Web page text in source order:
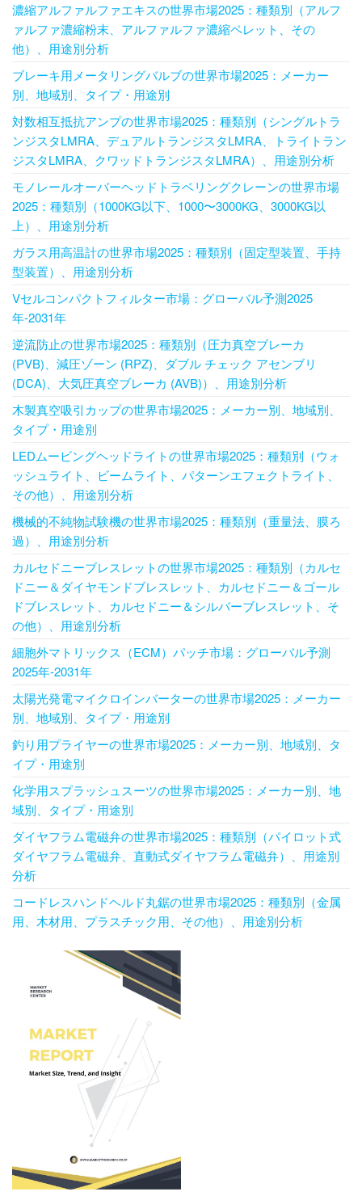
濃縮アルファルファエキスの世界市場2025：種類別（アルフ
ァルファ濃縮粉末、アルファルファ濃縮ペレット、その
他）、用途別分析
ブレーキ用メータリングバルブの世界市場2025：メーカー
別、地域別、タイプ・用途別
対数相互抵抗アンプの世界市場2025：種類別（シングルトラ
ンジスタLMRA、デュアルトランジスタLMRA、トライトラン
ジスタLMRA、クワッドトランジスタLMRA）、用途別分析
モノレールオーバーヘッドトラベリングクレーンの世界市場
2025：種類別（1000KG以下、1000〜3000KG、3000KG以
上）、用途別分析
ガラス用高温計の世界市場2025：種類別（固定型装置、手持
型装置）、用途別分析
Vセルコンパクトフィルター市場：グローバル予測2025
年-2031年
逆流防止の世界市場2025：種類別（圧力真空ブレーカ
(PVB)、減圧ゾーン (RPZ)、ダブル チェック アセンブリ
(DCA)、大気圧真空ブレーカ (AVB)）、用途別分析
木製真空吸引カップの世界市場2025：メーカー別、地域別、
タイプ・用途別
LEDムービングヘッドライトの世界市場2025：種類別（ウォ
ッシュライト、ビームライト、パターンエフェクトライト、
その他）、用途別分析
機械的不純物試験機の世界市場2025：種類別（重量法、膜ろ
過）、用途別分析
カルセドニーブレスレットの世界市場2025：種類別（カルセ
ドニー＆ダイヤモンドブレスレット、カルセドニー＆ゴール
ドブレスレット、カルセドニー＆シルバーブレスレット、そ
の他）、用途別分析
細胞外マトリックス（ECM）パッチ市場：グローバル予測
2025年-2031年
太陽光発電マイクロインバーターの世界市場2025：メーカー
別、地域別、タイプ・用途別
釣り用プライヤーの世界市場2025：メーカー別、地域別、タ
イプ・用途別
化学用スプラッシュスーツの世界市場2025：メーカー別、地
域別、タイプ・用途別
ダイヤフラム電磁弁の世界市場2025：種類別（パイロット式
ダイヤフラム電磁弁、直動式ダイヤフラム電磁弁）、用途別
分析
コードレスハンドヘルド丸鋸の世界市場2025：種類別（金属
用、木材用、プラスチック用、その他）、用途別分析